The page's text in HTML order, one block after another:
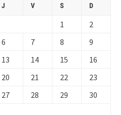
J V S D
1
2
6 7 8
9
13 14 15
16
20 21 22
23
27 28 29
30